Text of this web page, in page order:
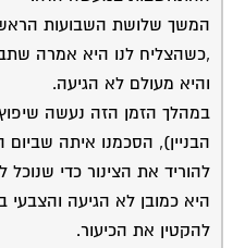
המשך שלושת השבועות
,כשהצליח לנו היא אמרה
והיא מעולם לא הגיעה.
במהלך הזמן הזה נעשה שיפוץ
הבניין), הסכמנו איתה
להוריד את הצינור כדי שנוכל
היא כמובן לא הגיעה
להקטין את הכיעור.